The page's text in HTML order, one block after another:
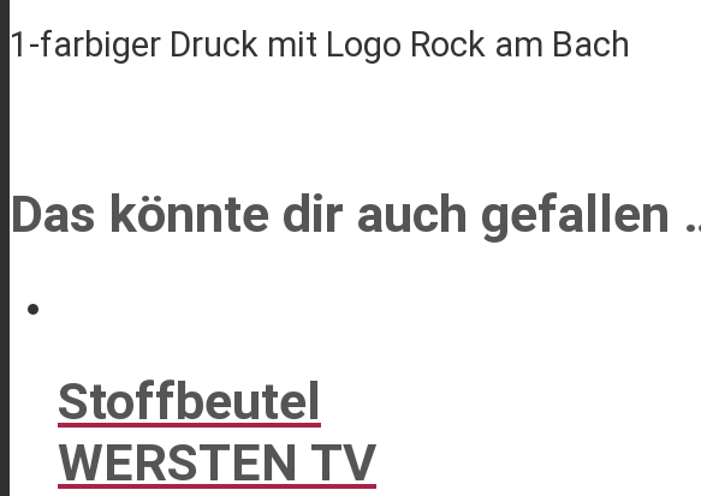
1-farbiger Druck mit Logo Rock am Bach
Das könnte dir auch gefallen
Stoffbeutel
WERSTEN TV